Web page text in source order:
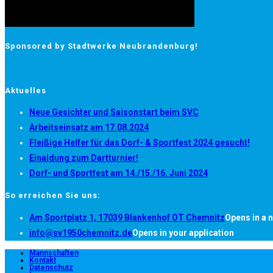
Sponsored by Stadtwerke Neubrandenburg!
Aktuelles
Neue Gesichter und Saisonstart beim SVC
Arbeitseinsatz am 17.08.2024
Fleißige Helfer für das Dorf- & Sportfest 2024 gesucht!
Einaldung zum Dartturnier!
Dorf- und Sportfest am 14./15./16. Juni 2024
So erreichen Sie uns:
Am Sportplatz 1, 17039 Blankenhof OT ChemnitzOpens in a
info@sv1950chemnitz.deOpens in your application
Mannschaften
Kontakt
Datenschutz